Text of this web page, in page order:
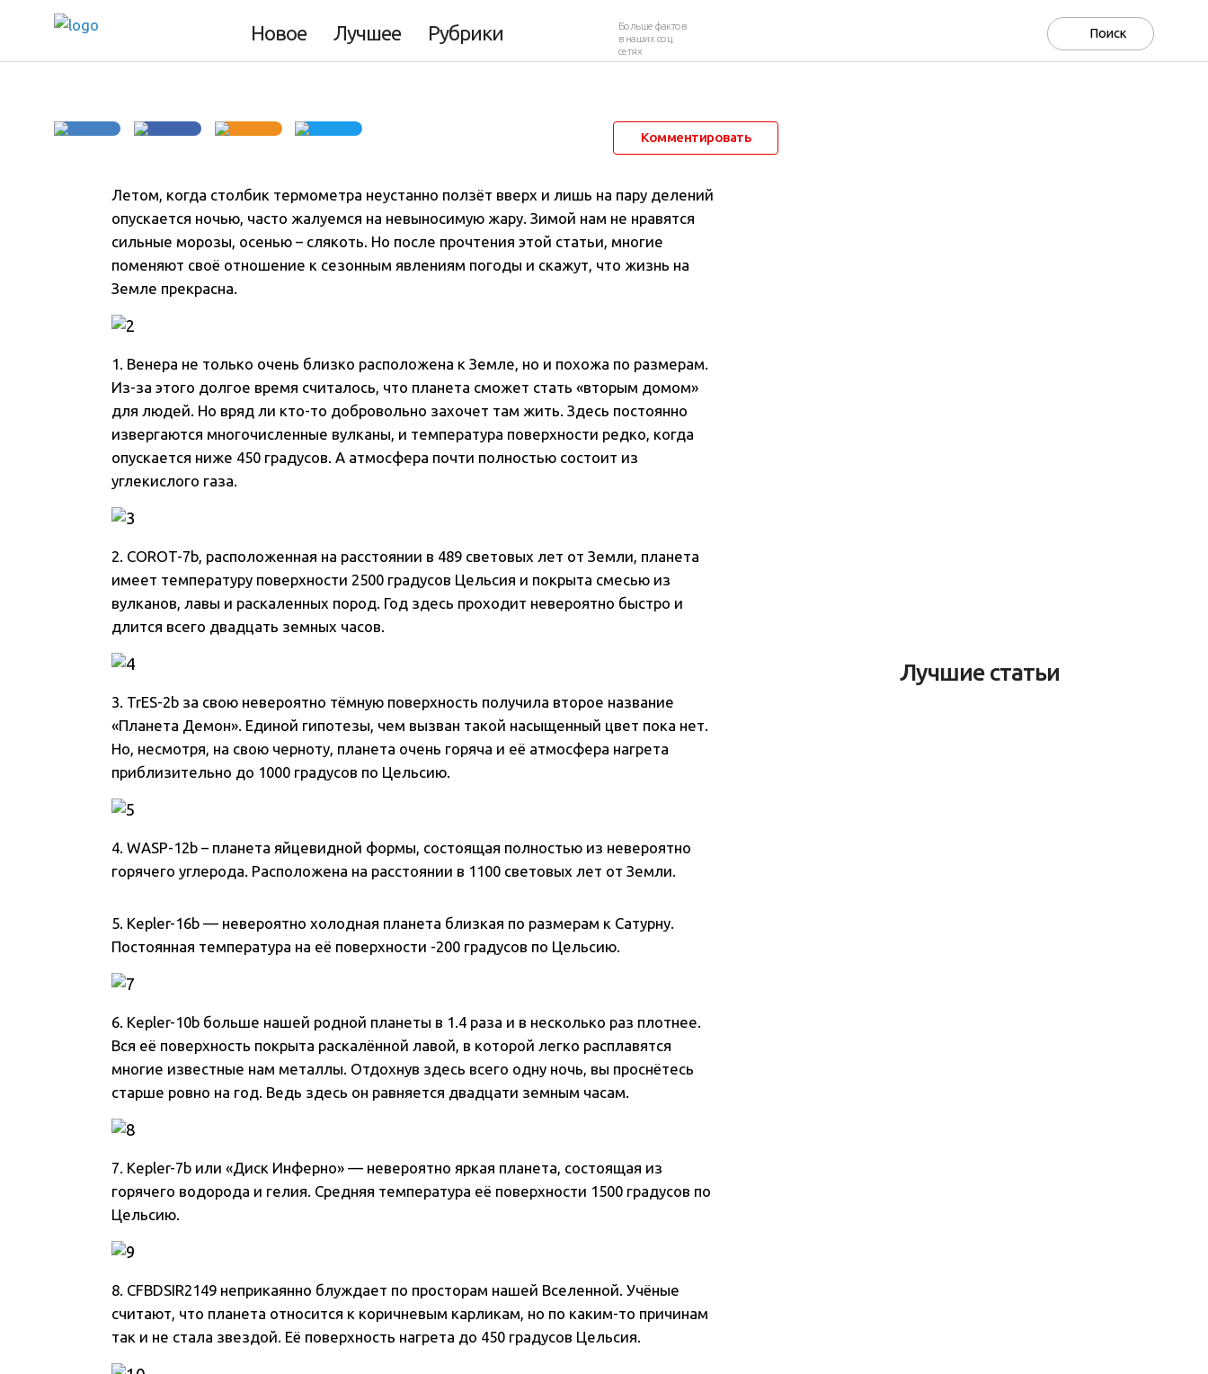
Новое Лучшее Рубрики
Больше фактов
в наших соц.
сетях
Комментировать
Летом, когда столбик термометра неустанно ползёт вверх и лишь на пару делений
опускается ночью, часто жалуемся на невыносимую жару. Зимой нам не нравятся
сильные морозы, осенью – слякоть. Но после прочтения этой статьи, многие
поменяют своё отношение к сезонным явлениям погоды и скажут, что жизнь на
Земле прекрасна.
1. Венера не только очень близко расположена к Земле, но и похожа по размерам.
Из-за этого долгое время считалось, что планета сможет стать «вторым домом»
для людей. Но вряд ли кто-то добровольно захочет там жить. Здесь постоянно
извергаются многочисленные вулканы, и температура поверхности редко, когда
опускается ниже 450 градусов. А атмосфера почти полностью состоит из
углекислого газа.
2. COROT-7b, расположенная на расстоянии в 489 световых лет от Земли, планета
имеет температуру поверхности 2500 градусов Цельсия и покрыта смесью из
вулканов, лавы и раскаленных пород. Год здесь проходит невероятно быстро и
длится всего двадцать земных часов.
3. TrES-2b за свою невероятно тёмную поверхность получила второе название
«Планета Демон». Единой гипотезы, чем вызван такой насыщенный цвет пока нет.
Но, несмотря, на свою черноту, планета очень горяча и её атмосфера нагрета
приблизительно до 1000 градусов по Цельсию.
4. WASP-12b – планета яйцевидной формы, состоящая полностью из невероятно
горячего углерода. Расположена на расстоянии в 1100 световых лет от Земли.
5. Kepler-16b — невероятно холодная планета близкая по размерам к Сатурну.
Постоянная температура на её поверхности -200 градусов по Цельсию.
6. Kepler-10b больше нашей родной планеты в 1.4 раза и в несколько раз плотнее.
Вся её поверхность покрыта раскалённой лавой, в которой легко расплавятся
многие известные нам металлы. Отдохнув здесь всего одну ночь, вы проснётесь
старше ровно на год. Ведь здесь он равняется двадцати земным часам.
7. Kepler-7b или «Диск Инферно» — невероятно яркая планета, состоящая из
горячего водорода и гелия. Средняя температура её поверхности 1500 градусов по
Цельсию.
8. CFBDSIR2149 неприкаянно блуждает по просторам нашей Вселенной. Учёные
считают, что планета относится к коричневым карликам, но по каким-то причинам
так и не стала звездой. Её поверхность нагрета до 450 градусов Цельсия.
Лучшие статьи